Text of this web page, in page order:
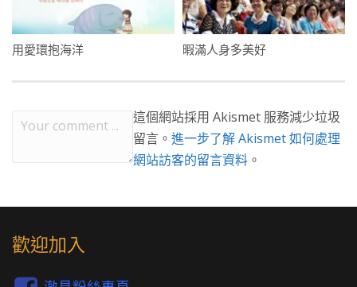
用愛環抱海洋 暇滿人身多美好
這個網站採用 Akismet 服務減少垃圾
留言。 進一步了解 Akismet 如何處理
網站訪客的留言資料 。
歡迎加入